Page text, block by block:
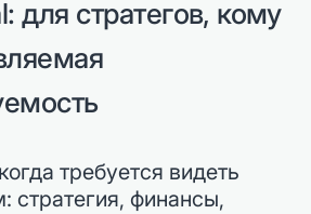
для стратегов, кому
требуется видеть
стратегия, финансы,